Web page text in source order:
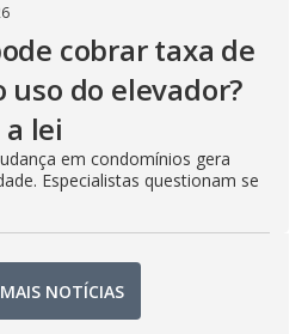
cobrar taxa de
do elevador?
lei
em condomínios gera
Especialistas questionam se
NOTÍCIAS